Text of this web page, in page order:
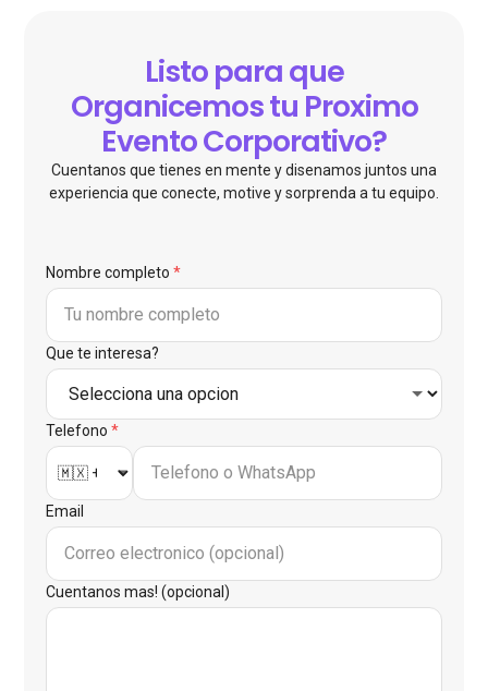
Listo para que
Organicemos tu Proximo
Evento Corporativo?
Cuentanos que tienes en mente y disenamos juntos una
experiencia que conecte, motive y sorprenda a tu equipo.
Nombre completo *
Que te interesa?
Telefono *
Email
Cuentanos mas! (opcional)